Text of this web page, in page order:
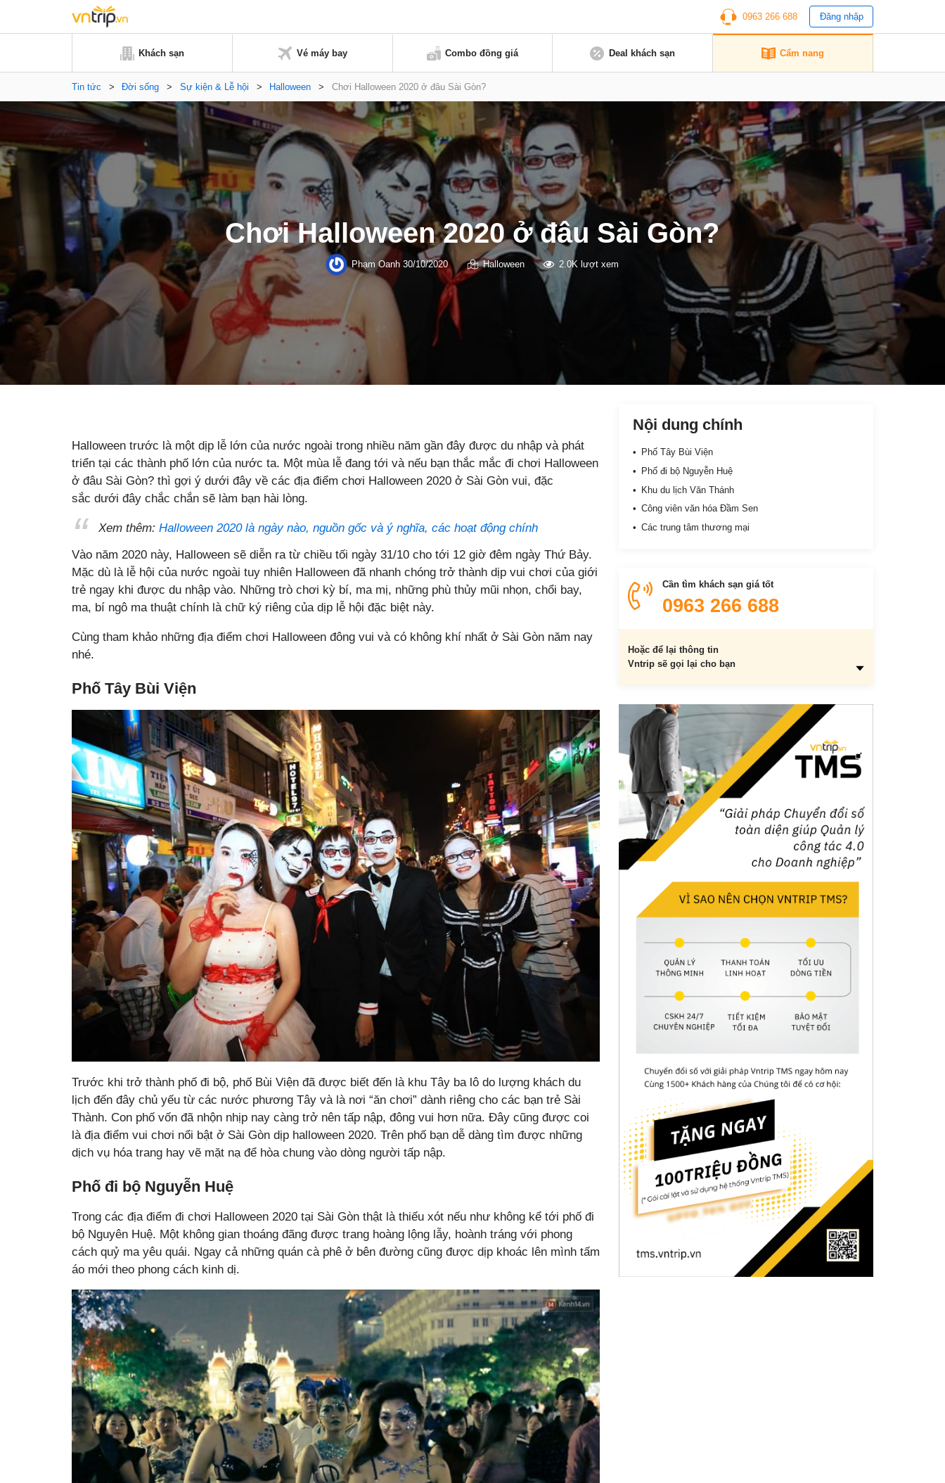
0963 266 688 Đăng nhập
Khách sạn Vé máy bay Combo đồng giá Deal khách sạn Cẩm nang
Tin tức > Đời sống > Sự kiện & Lễ hội > Halloween > Chơi Halloween 2020 ở đâu Sài Gòn?
Chơi Halloween 2020 ở đâu Sài Gòn?
Phạm Oanh 30/10/2020 Halloween 2.0K lượt xem
Halloween trước là một dịp lễ lớn của nước ngoài trong nhiều năm gần đây được du nhập và phát
triển tại các thành phố lớn của nước ta. Một mùa lễ đang tới và nếu bạn thắc mắc đi chơi Halloween
ở đâu Sài Gòn? thì gợi ý dưới đây về các địa điểm chơi Halloween 2020 ở Sài Gòn vui, đặc
sắc dưới đây chắc chắn sẽ làm bạn hài lòng.
Xem thêm:Halloween 2020 là ngày nào, nguồn gốc và ý nghĩa, các hoạt động chính
Vào năm 2020 này, Halloween sẽ diễn ra từ chiều tối ngày 31/10 cho tới 12 giờ đêm ngày Thứ Bảy.
Mặc dù là lễ hội của nước ngoài tuy nhiên Halloween đã nhanh chóng trở thành dịp vui chơi của giới
trẻ ngay khi được du nhập vào. Những trò chơi kỳ bí, ma mị, những phù thủy mũi nhọn, chổi bay,
ma, bí ngô ma thuật chính là chữ ký riêng của dịp lễ hội đặc biệt này.
Cùng tham khảo những địa điểm chơi Halloween đông vui và có không khí nhất ở Sài Gòn năm nay
nhé.
Phố Tây Bùi Viện
Trước khi trở thành phố đi bộ, phố Bùi Viện đã được biết đến là khu Tây ba lô do lượng khách du
lịch đến đây chủ yếu từ các nước phương Tây và là nơi “ăn chơi” dành riêng cho các bạn trẻ Sài
Thành. Con phố vốn đã nhộn nhịp nay càng trở nên tấp nập, đông vui hơn nữa. Đây cũng được coi
là địa điểm vui chơi nổi bật ở Sài Gòn dịp halloween 2020. Trên phố bạn dễ dàng tìm được những
dịch vụ hóa trang hay vẽ mặt nạ để hòa chung vào dòng người tấp nập.
Phố đi bộ Nguyễn Huệ
Trong các địa điểm đi chơi Halloween 2020 tại Sài Gòn thật là thiếu xót nếu như không kể tới phố đi
bộ Nguyên Huệ. Một không gian thoáng đãng được trang hoàng lộng lẫy, hoành tráng với phong
cách quỷ ma yêu quái. Ngay cả những quán cà phê ở bên đường cũng được dịp khoác lên mình tấm
áo mới theo phong cách kinh dị.
Nội dung chính
Phố Tây Bùi Viện
Phố đi bộ Nguyễn Huệ
Khu du lịch Văn Thánh
Công viên văn hóa Đầm Sen
Các trung tâm thương mại
Cần tìm khách sạn giá tốt
0963 266 688
Hoặc để lại thông tin
Vntrip sẽ gọi lại cho bạn